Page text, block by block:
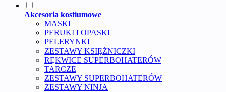
Akcesoria kostiumowe
MASKI
PERUKI I OPASKI
PELERYNKI
ZESTAWY KSIĘŻNICZKI
RĘKWICE SUPERBOHATERÓW
TARCZE
ZESTAWY SUPERBOHATERÓW
ZESTAWY NINJA